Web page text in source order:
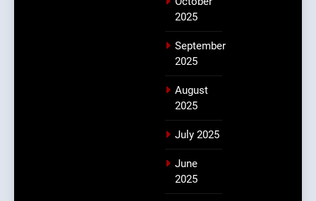
2025
September
2025
August
2025
July 2025
June
2025